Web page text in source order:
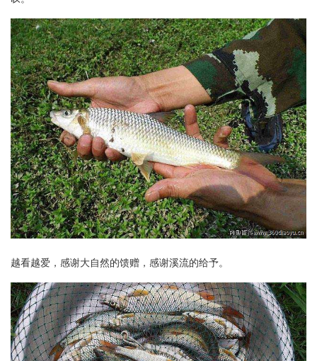
越看越爱，感谢大自然的馈赠，感谢溪流的给予。